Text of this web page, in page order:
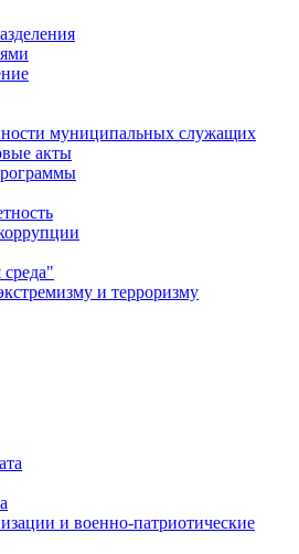
муниципальных служащих
акты
и терроризму
и военно-патриотические